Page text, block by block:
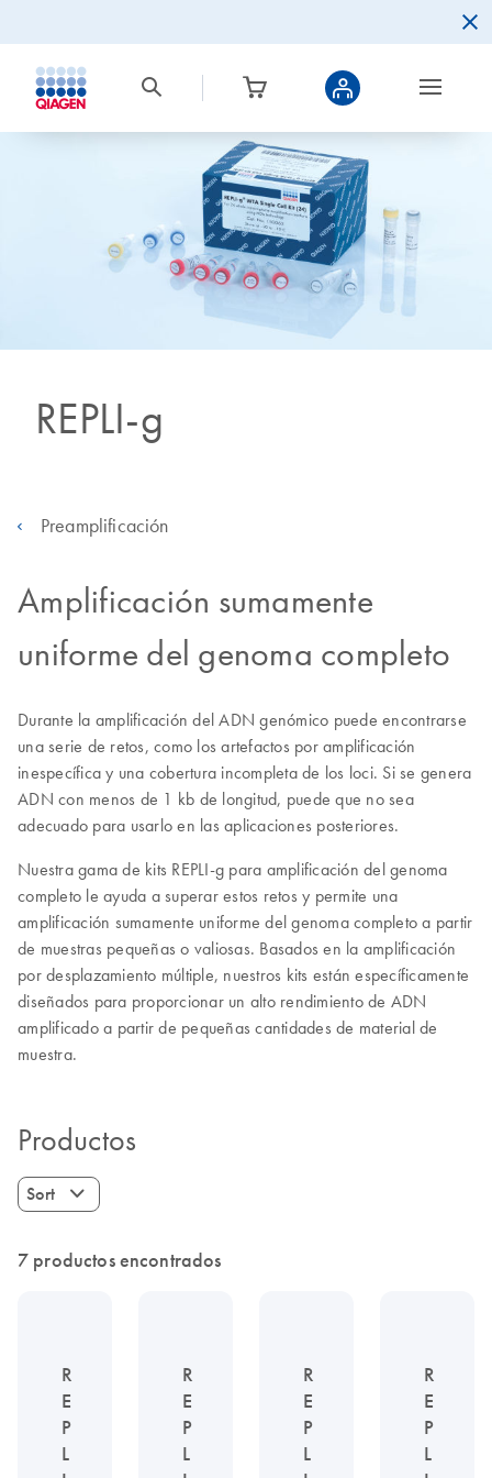
REPLI-g
Preamplificación
Amplificación sumamente
uniforme del genoma completo
Durante la amplificación del ADN genómico puede encontrarse
una serie de retos, como los artefactos por amplificación
inespecífica y una cobertura incompleta de los loci. Si se genera
ADN con menos de 1 kb de longitud, puede que no sea
adecuado para usarlo en las aplicaciones posteriores.
Nuestra gama de kits REPLI-g para amplificación del genoma
completo le ayuda a superar estos retos y permite una
amplificación sumamente uniforme del genoma completo a partir
de muestras pequeñas o valiosas. Basados en la amplificación
por desplazamiento múltiple, nuestros kits están específicamente
diseñados para proporcionar un alto rendimiento de ADN
amplificado a partir de pequeñas cantidades de material de
muestra.
Productos
Sort
7 productos encontrados
R
E
P
L
R
E
P
L
R
E
P
L
R
E
P
L